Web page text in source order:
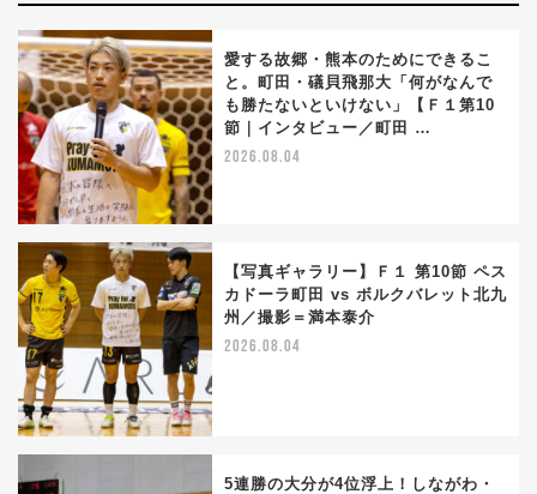
愛する故郷・熊本のためにできるこ
と。町田・礒貝飛那大「何がなんで
も勝たないといけない」【Ｆ１第10
節｜インタビュー／町田 …
2026.08.04
【写真ギャラリー】Ｆ１ 第10節 ペス
カドーラ町田 vs ボルクバレット北九
州／撮影＝満本泰介
2026.08.04
5連勝の大分が4位浮上！しながわ・